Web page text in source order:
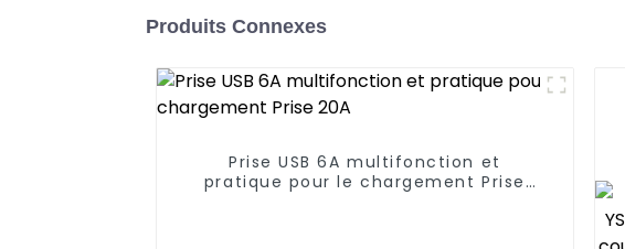
Produits Connexes
Prise USB 6A multifonction et
pratique pour le chargement Prise